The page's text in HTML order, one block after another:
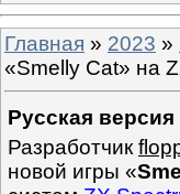
Главная » 2023 »
«Smelly Cat» на
Русская
Разработчик
новой игры «